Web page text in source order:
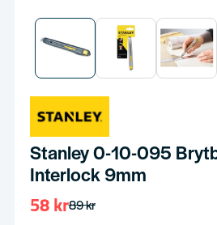
Stanley 0-10-095
Interlock 9mm
89 kr
58 kr